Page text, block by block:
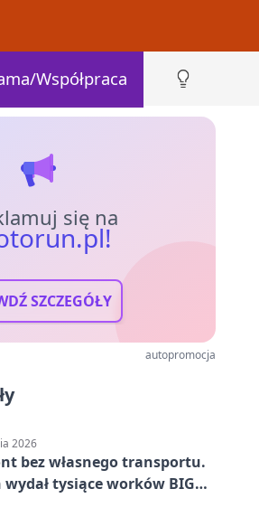
Współpraca
się na
SZCZEGÓŁY
autopromocja
2026
bez własnego transportu.
wydał tysiące worków BIG